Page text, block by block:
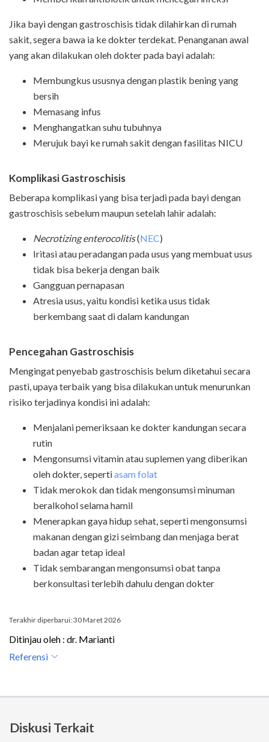
Jika bayi dengan gastroschisis tidak dilahirkan di rumah
sakit, segera bawa ia ke dokter terdekat. Penanganan awal
yang akan dilakukan oleh dokter pada bayi adalah:
Membungkus ususnya dengan plastik bening yang
bersih
Memasang infus
Menghangatkan suhu tubuhnya
Merujuk bayi ke rumah sakit dengan fasilitas NICU
Komplikasi Gastroschisis
Beberapa komplikasi yang bisa terjadi pada bayi dengan
gastroschisis sebelum maupun setelah lahir adalah:
Necrotizing enterocolitis(NEC)
Iritasi atau peradangan pada usus yang membuat usus
tidak bisa bekerja dengan baik
Gangguan pernapasan
Atresia usus, yaitu kondisi ketika usus tidak
berkembang saat di dalam kandungan
Pencegahan Gastroschisis
Mengingat penyebab gastroschisis belum diketahui secara
pasti, upaya terbaik yang bisa dilakukan untuk menurunkan
risiko terjadinya kondisi ini adalah:
Menjalani pemeriksaan ke dokter kandungan secara
rutin
Mengonsumsi vitamin atau suplemen yang diberikan
oleh dokter, sepertiasam folat
Tidak merokok dan tidak mengonsumsi minuman
beralkohol selama hamil
Menerapkan gaya hidup sehat, seperti mengonsumsi
makanan dengan gizi seimbang dan menjaga berat
badan agar tetap ideal
Tidak sembarangan mengonsumsi obat tanpa
berkonsultasi terlebih dahulu dengan dokter
Terakhir diperbarui: 30 Maret 2026